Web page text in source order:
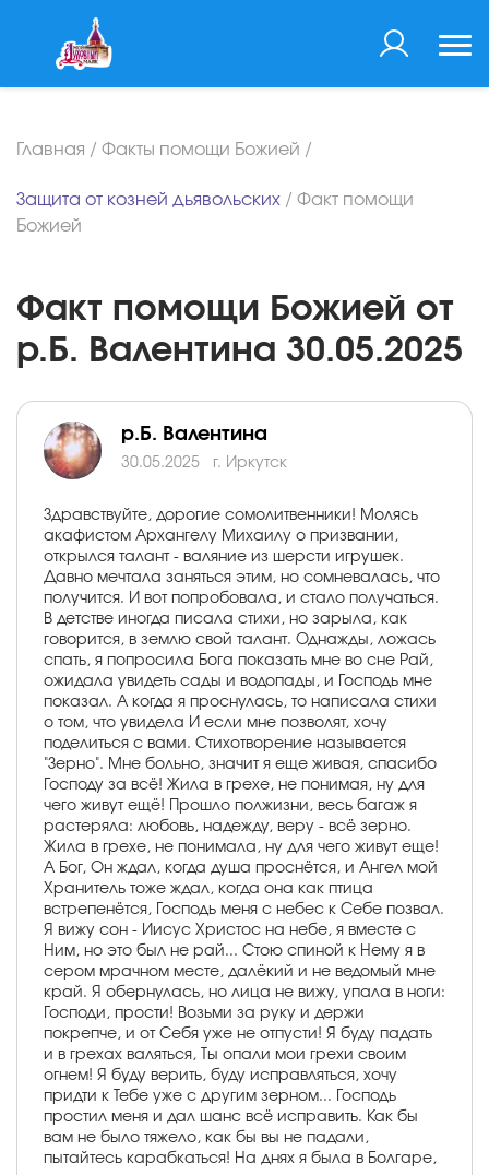
Главная / Факты помощи Божией /
Защита от козней дьявольских / Факт помощи
Божией
Факт помощи Божией от
р.Б. Валентина 30.05.2025
р.Б. Валентина
30.05.2025 г. Иркутск
Здравствуйте, дорогие сомолитвенники! Молясь
акафистом Архангелу Михаилу о призвании,
открылся талант - валяние из шерсти игрушек.
Давно мечтала заняться этим, но сомневалась, что
получится. И вот попробовала, и стало получаться.
В детстве иногда писала стихи, но зарыла, как
говорится, в землю свой талант. Однажды, ложась
спать, я попросила Бога показать мне во сне Рай,
ожидала увидеть сады и водопады, и Господь мне
показал. А когда я проснулась, то написала стихи
о том, что увидела И если мне позволят, хочу
поделиться с вами. Стихотворение называется
"Зерно". Мне больно, значит я еще живая, спасибо
Господу за всё! Жила в грехе, не понимая, ну для
чего живут ещё! Прошло полжизни, весь багаж я
растеряла: любовь, надежду, веру - всё зерно.
Жила в грехе, не понимала, ну для чего живут еще!
А Бог, Он ждал, когда душа проснётся, и Ангел мой
Хранитель тоже ждал, когда она как птица
встрепенётся, Господь меня с небес к Себе позвал.
Я вижу сон - Иисус Христос на небе, я вместе с
Ним, но это был не рай... Стою спиной к Нему я в
сером мрачном месте, далёкий и не ведомый мне
край. Я обернулась, но лица не вижу, упала в ноги:
Господи, прости! Возьми за руку и держи
покрепче, и от Себя уже не отпусти! Я буду падать
и в грехах валяться, Ты опали мои грехи своим
огнем! Я буду верить, буду исправляться, хочу
придти к Тебе уже с другим зерном... Господь
простил меня и дал шанс всё исправить. Как бы
вам не было тяжело, как бы вы не падали,
пытайтесь карабкаться! На днях я была в Болгаре,